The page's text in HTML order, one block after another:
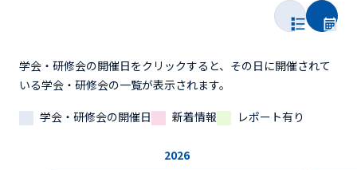
学会・研修会の開催日をクリックすると、その日に開催されて
いる学会・研修会の一覧が表示されます。
学会・研修会の開催日
新着情報 レポート有り
2026